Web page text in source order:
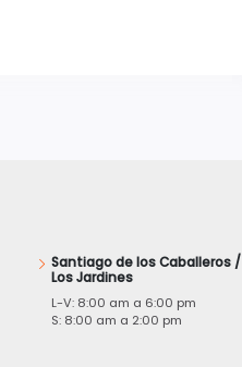
Santiago de los Caballeros /
Los Jardines
L-V: 8:00 am a 6:00 pm
S: 8:00 am a 2:00 pm